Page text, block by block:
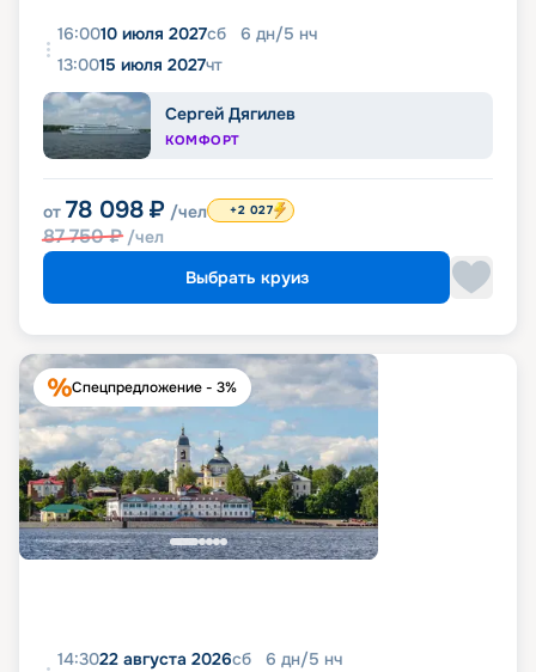
16:0010 июля 2027сб 6 дн/5 нч
13:0015 июля 2027чт
Сергей Дягилев
КОМФОРТ
от 78 098 ₽ /чел
87 750₽ /чел
+2 027
Выбрать круиз
Спецпредложение - 3%
14:3022 августа 2026сб 6 дн/5 нч